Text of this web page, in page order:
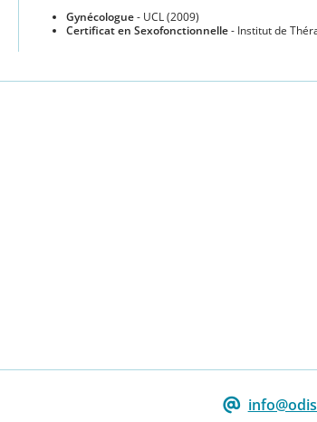
Gynécologue- UCL (2009)
Certificat en Sexofonctionnelle- Institut de